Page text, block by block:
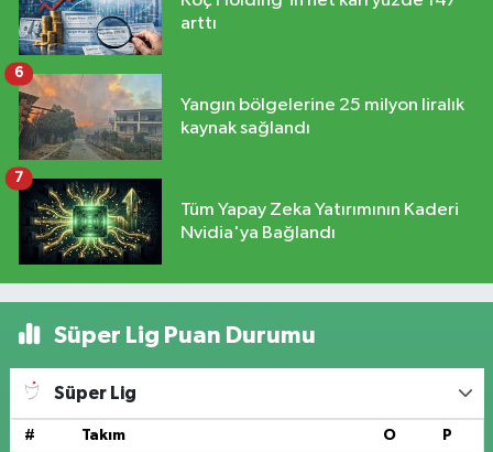
arttı
Yangın bölgelerine 25 milyon liralık
kaynak sağlandı
6
Tüm Yapay Zeka Yatırımının Kaderi
Nvidia'ya Bağlandı
7
Süper Lig Puan Durumu
Süper Lig
# Takım O P